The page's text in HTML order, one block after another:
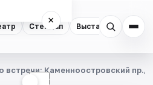
Стендап Выставки
×
☾
встречи: Каменноостровский пр.,